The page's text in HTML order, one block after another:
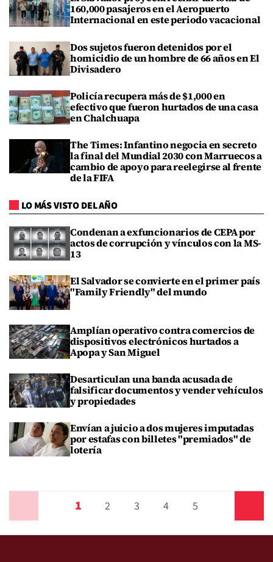
160,000 pasajeros en el Aeropuerto
Internacional en este periodo vacacional
Dos sujetos fueron detenidos por el
homicidio de un hombre de 66 años en El
Divisadero
Policía recupera más de $1,000 en
efectivo que fueron hurtados de una casa
en Chalchuapa
The Times: Infantino negocia en secreto
la final del Mundial 2030 con Marruecos a
cambio de apoyo para reelegirse al frente
de la FIFA
LO MÁS VISTO DEL AÑO
Condenan a exfuncionarios de CEPA por
actos de corrupción y vínculos con la MS-
13
El Salvador se convierte en el primer país
"Family Friendly" del mundo
Amplían operativo contra comercios de
dispositivos electrónicos hurtados a
Apopa y San Miguel
Desarticulan una banda acusada de
falsificar documentos y vender vehículos
y propiedades
Envían a juicio a dos mujeres imputadas
por estafas con billetes "premiados" de
lotería
1 2 3 4 5